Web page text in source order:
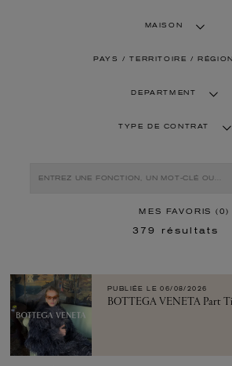
MAISON
PAYS / TERRITOIRE / RÉGION
DEPARTMENT
TYPE DE CONTRAT
MES FAVORIS (0)
379 résultats
PUBLIÉE LE 06/08/2026
BOTTEGA VENETA Part